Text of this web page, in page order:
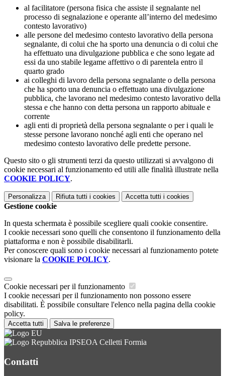
al facilitatore (persona fisica che assiste il segnalante nel
processo di segnalazione e operante all’interno del medesimo
contesto lavorativo)
alle persone del medesimo contesto lavorativo della persona
segnalante, di colui che ha sporto una denuncia o di colui che
ha effettuato una divulgazione pubblica e che sono legate ad
essi da uno stabile legame affettivo o di parentela entro il
quarto grado
ai colleghi di lavoro della persona segnalante o della persona
che ha sporto una denuncia o effettuato una divulgazione
pubblica, che lavorano nel medesimo contesto lavorativo della
stessa e che hanno con detta persona un rapporto abituale e
corrente
agli enti di proprietà della persona segnalante o per i quali le
stesse persone lavorano nonché agli enti che operano nel
medesimo contesto lavorativo delle predette persone.
Questo sito o gli strumenti terzi da questo utilizzati si avvalgono di
cookie necessari al funzionamento ed utili alle finalità illustrate nella
COOKIE POLICY.
Personalizza Rifiuta tutti i cookies Accetta tutti i cookies
Gestione cookie
In questa schermata è possibile scegliere quali cookie consentire.
I cookie necessari sono quelli che consentono il funzionamento della
piattaforma e non è possibile disabilitarli.
Per conoscere quali sono i cookie necessari al funzionamento potete
visionare la COOKIE POLICY.
Cookie necessari per il funzionamento
I cookie necessari per il funzionamento non possono essere
disabilitati. È possibile consultare l'elenco nella pagina della cookie
policy.
Accetta tutti Salva le preferenze
IPSEOA Celletti Formia
Contatti